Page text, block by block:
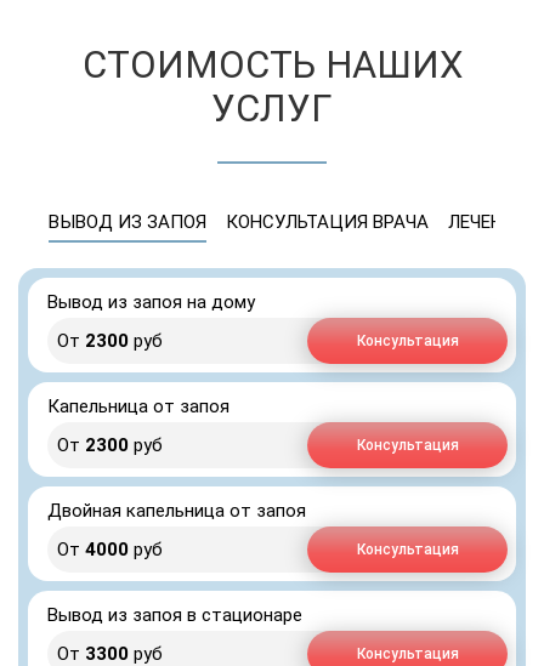
СТОИМОСТЬ НАШИХ
УСЛУГ
ВЫВОД ИЗ ЗАПОЯ КОНСУЛЬТАЦИЯ ВРАЧА ЛЕЧЕНИЕ
Вывод из запоя на дому
От 2300 руб Консультация
Капельница от запоя
От 2300 руб Консультация
Двойная капельница от запоя
От 4000 руб Консультация
Вывод из запоя в стационаре
От 3300 руб Консультация